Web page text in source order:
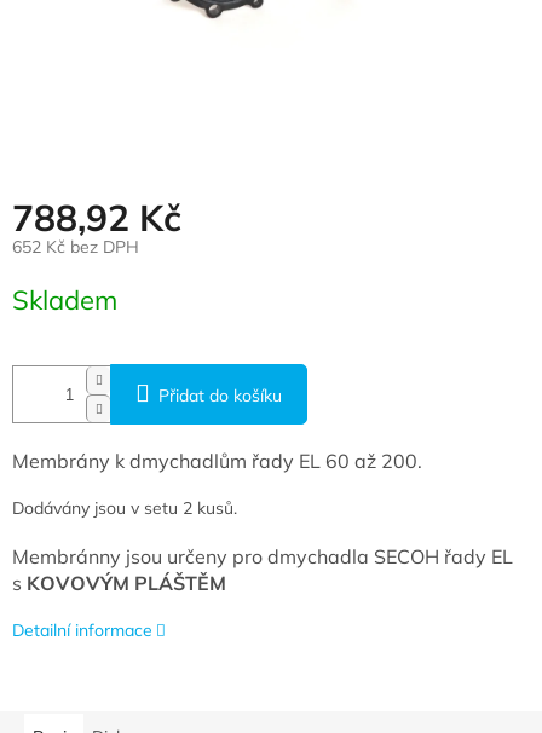
788,92 Kč
652 Kč bez DPH
Skladem
Přidat do košíku
Membrány k dmychadlům řady EL 60 až 200.
Dodávány jsou v setu 2 kusů.
Membránny jsou určeny pro dmychadla SECOH řady EL
s KOVOVÝM PLÁŠTĚM
Detailní informace